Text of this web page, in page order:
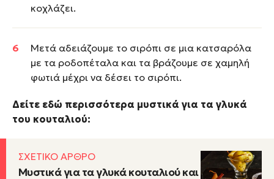
κοχλάζει.
Μετά αδειάζουμε το σιρόπι σε μια κατσαρόλα
με τα ροδοπέταλα και τα βράζουμε σε χαμηλή
φωτιά μέχρι να δέσει το σιρόπι.
Δείτε εδώ περισσότερα μυστικά για τα γλυκά
του κουταλιού:
ΣΧΕΤΙΚΟ ΑΡΘΡΟ
Μυστικά για τα γλυκά κουταλιού και